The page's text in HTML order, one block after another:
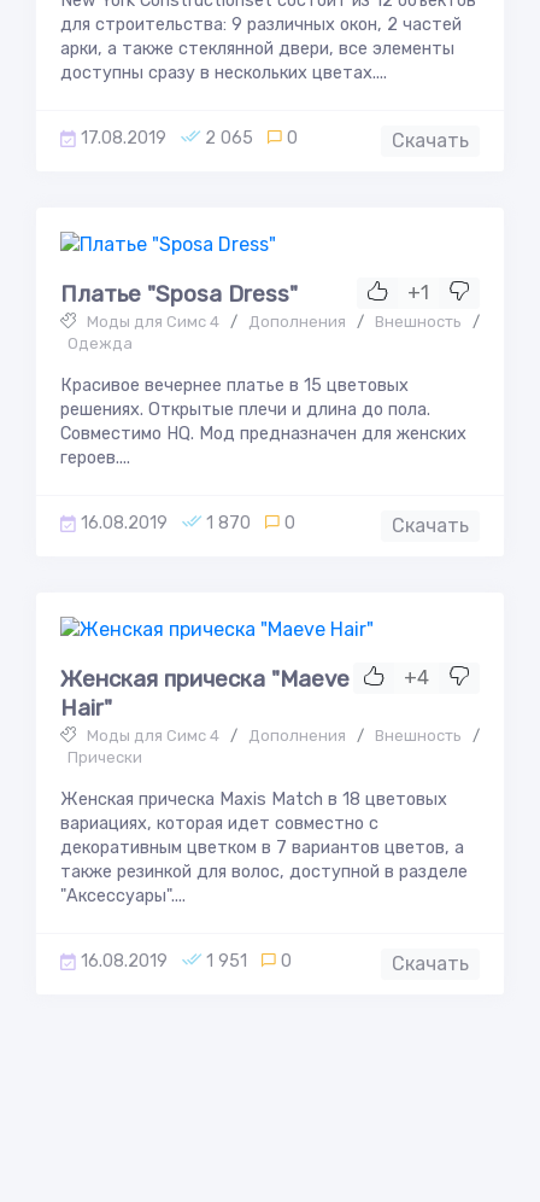
для строительства: 9 различных окон, 2 частей
арки, а также стеклянной двери, все элементы
доступны сразу в нескольких цветах....
17.08.2019 2 065 0 Скачать
+1
Платье "Sposa Dress"
Моды для Симс 4 / Дополнения / Внешность
/
Одежда
Красивое вечернее платье в 15 цветовых
решениях. Открытые плечи и длина до пола.
Совместимо HQ. Мод предназначен для женских
героев....
16.08.2019 1 870 0 Скачать
+4
Женская прическа "Maeve
Hair"
Моды для Симс 4 / Дополнения / Внешность
/
Прически
Женская прическа Maxis Match в 18 цветовых
вариациях, которая идет совместно с
декоративным цветком в 7 вариантов цветов, а
также резинкой для волос, доступной в разделе
"Аксессуары"....
16.08.2019 1 951 0 Скачать